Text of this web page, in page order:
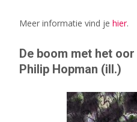
Meer informatie vind je hier.
De boom met het
Philip Hopman (ill.)